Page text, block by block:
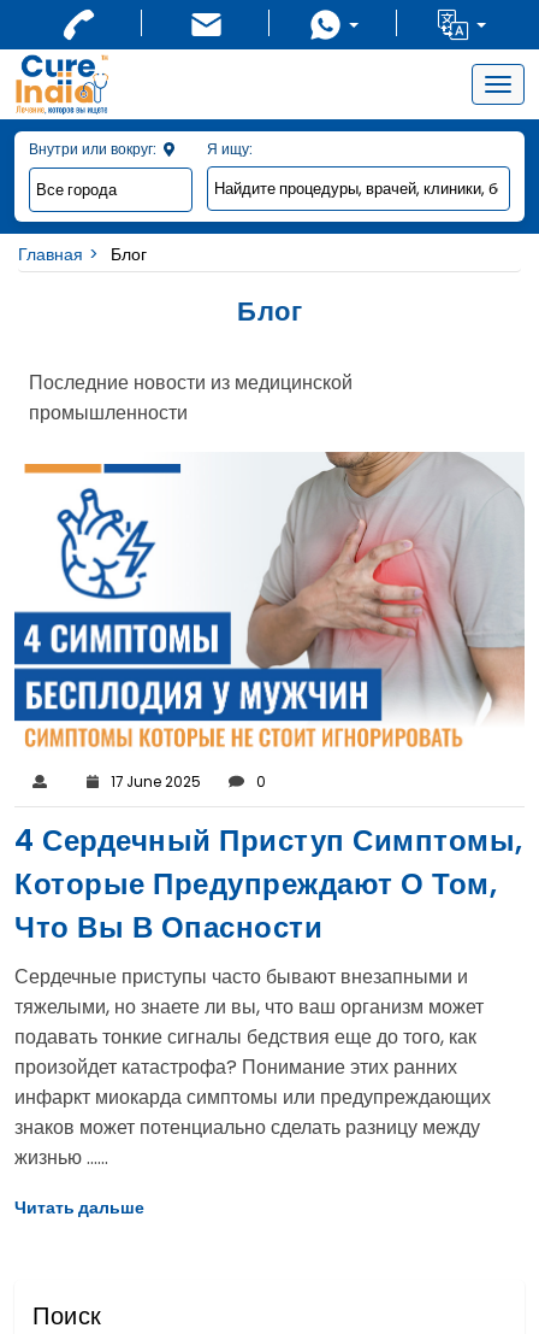
Внутри или вокруг:
Я ищу:
Главная Блог
Блог
Последние новости из медицинской
промышленности
17 June 2025 0
4 Сердечный Приступ Симптомы,
Которые Предупреждают О Том,
Что Вы В Опасности
Сердечные приступы часто бывают внезапными и
тяжелыми, но знаете ли вы, что ваш организм может
подавать тонкие сигналы бедствия еще до того, как
произойдет катастрофа? Понимание этих ранних
инфаркт миокарда симптомы или предупреждающих
знаков может потенциально сделать разницу между
жизнью ......
Читать дальше
Поиск